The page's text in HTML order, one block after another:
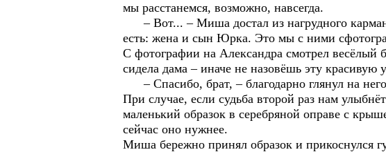
мы расстанемся, возможно, навсегда.
– Вот... – Миша достал из нагрудного
есть: жена и сын Юрка. Это мы с ними
С фотографии на Александра смотрел
сидела дама – иначе не назовёшь эту
– Спасибо, брат, – благодарно глянул на
При случае, если судьба второй раз нам
маленький образок в серебряной оправе с
сейчас оно нужнее.
Миша бережно принял образок и прикоснулся